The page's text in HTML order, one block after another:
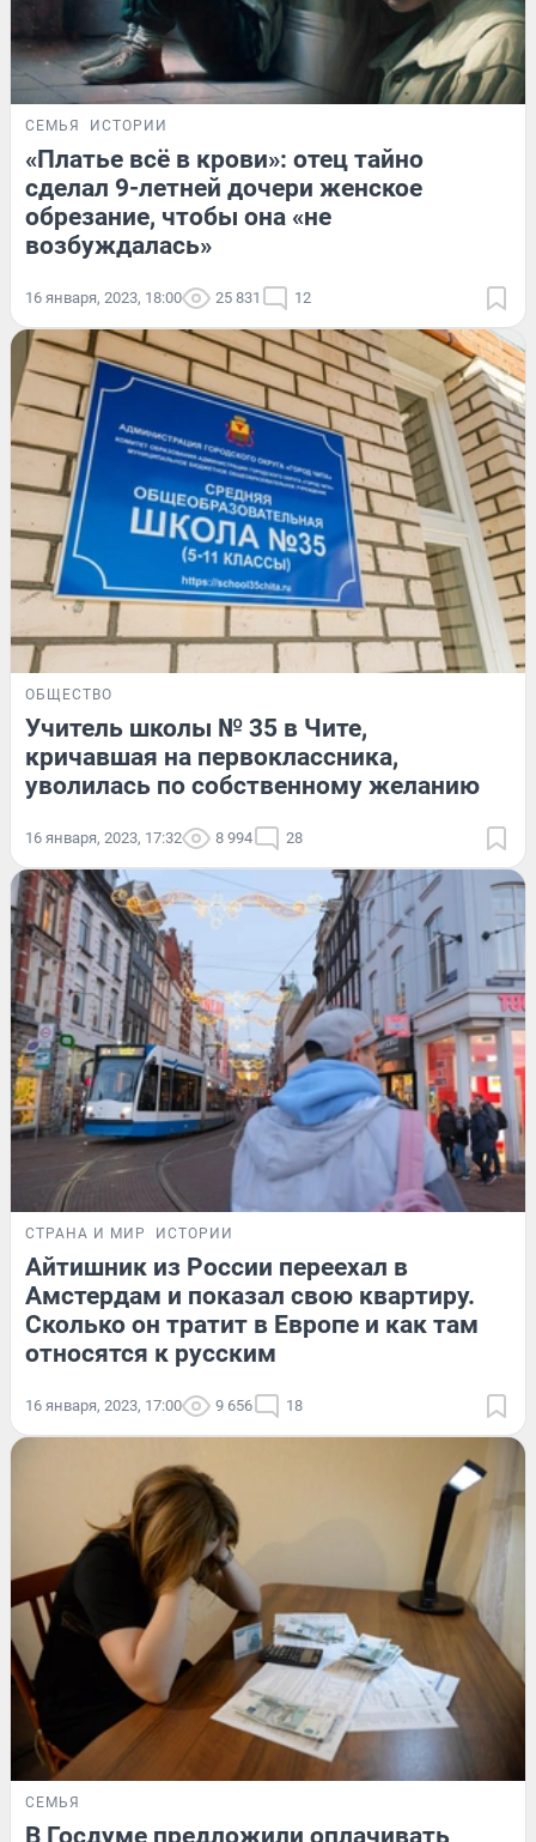
СЕМЬЯ ИСТОРИИ
«Платье всё в крови»: отец тайно
сделал 9-летней дочери женское
обрезание, чтобы она «не
возбуждалась»
16 января, 2023, 18:00 25 831 12
ОБЩЕСТВО
Учитель школы № 35 в Чите,
кричавшая на первоклассника,
уволилась по собственному желанию
16 января, 2023, 17:32 8 994 28
СТРАНА И МИР ИСТОРИИ
Айтишник из России переехал в
Амстердам и показал свою квартиру.
Сколько он тратит в Европе и как там
относятся к русским
16 января, 2023, 17:00 9 656 18
СЕМЬЯ
В Госдуме предложили оплачивать